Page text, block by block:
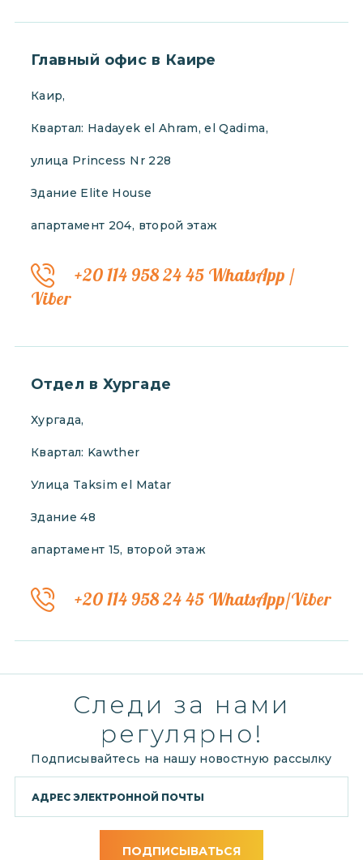
Главный офис в Каире
Каир,
Квартал: Hadayek el Ahram, el Qadima,
улица Princess Nr 228
Здание Elite House
апартамент 204, второй этаж
+20 114 958 24 45 WhatsApp /
Viber
Отдел в Хургаде
Хургада,
Квартал: Kawther
Улица Taksim el Matar
Здание 48
апартамент 15, второй этаж
+20 114 958 24 45 WhatsApp/Viber
Следи за нами
регулярно!
Подписывайтесь на нашу новостную рассылку
ПОДПИСЫВАТЬСЯ